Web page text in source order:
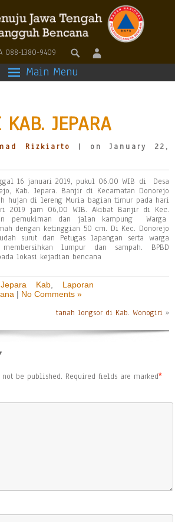
088-1380-9409
Main Menu
JEPARA
Rizkiarto
| on January 22,
16 januari 2019, pukul 06.00 WIB di Desa
Kab. Jepara. Banjir di Kecamatan Donorejo
hujan di lereng Muria bagian timur pada hari
2019 jam 06,00 WIB. Akibat Banjir di Kec.
pemukiman dan jalan kampung Warga
dengan ketinggian 50 cm. Di Kec. Donorejo
surut dan Petugas lapangan serta warga
lumpur dan sampah. BPBD
lokasi kejadian bencana
Jepara Kab, Laporan
| No Comments »
tanah longsor di Kab. Wonogiri »
be published. Required fields are marked*